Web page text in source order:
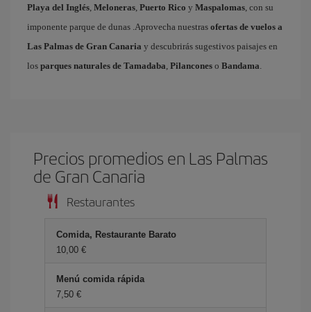
Playa del Inglés, Meloneras, Puerto Rico y Maspalomas, con su
imponente parque de dunas .Aprovecha nuestras ofertas de vuelos a
Las Palmas de Gran Canaria y descubrirás sugestivos paisajes en
los parques naturales de Tamadaba, Pilancones o Bandama.
Precios promedios en Las Palmas
de Gran Canaria
Restaurantes
Comida, Restaurante Barato
10,00 €
Menú comida rápida
7,50 €